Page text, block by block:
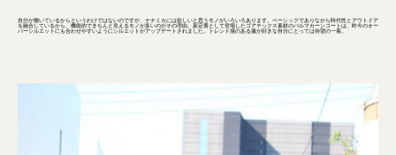
自分が働いているからというわけではないのですが、ナナミカには欲しいと思うモノがいろいろあります。ベーシックでありながら時代性とアウトドア
を融合しているから、機能的できちんと見えるモノが多いのがその理由。新定番として登場したゴアテックス素材のバルマカーンコートは、昨今のオー
バーシルエットにも合わせやすいようにシルエットがアップデートされました。トレンド感のある服が好きな自分にとっては待望の一着。